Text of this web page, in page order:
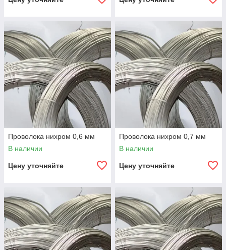
Проволока нихром 0,6 мм
В наличии
Цену уточняйте
Проволока нихром 0,7 мм
В наличии
Цену уточняйте